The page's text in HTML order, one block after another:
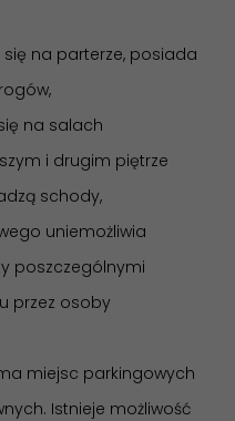
się na parterze, posiada
na salach
i drugim piętrze
schody,
uniemożliwia
poszczególnymi
przez osoby
miejsc parkingowych
Istnieje możliwość